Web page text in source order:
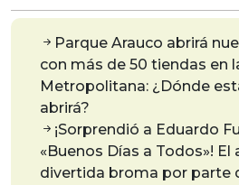
Parque Arauco abrirá
con más de 50 tiendas en
Metropolitana: ¿Dónde
abrirá?
¡Sorprendió a Eduardo
«Buenos Días a Todos»!
divertida broma por parte